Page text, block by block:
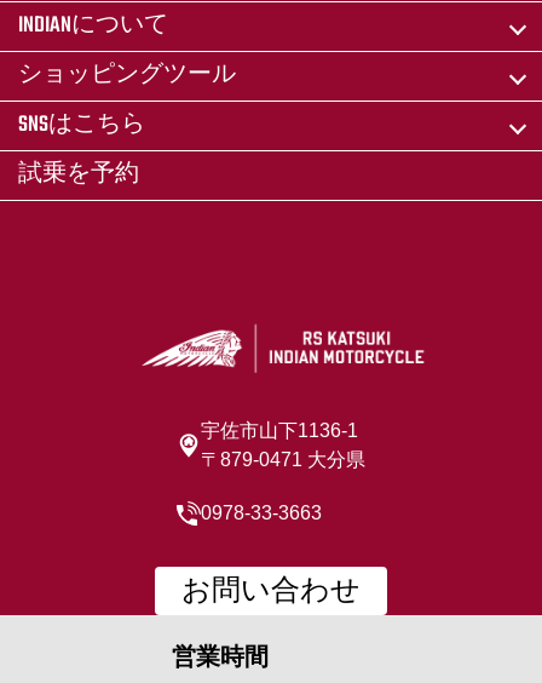
INDIANについて
ショッピングツール
SNSはこちら
試乗を予約
宇佐市山下1136-1
〒879-0471 大分県
0978-33-3663
お問い合わせ
営業時間